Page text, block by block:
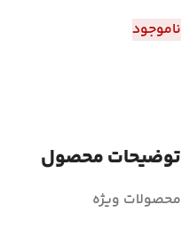
ناموجود
توضیحات محصول
محصولات ویژه